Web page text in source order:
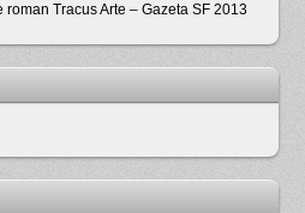
roman Tracus Arte – Gazeta SF 2013